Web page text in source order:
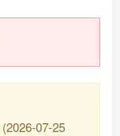
(2026-07-25